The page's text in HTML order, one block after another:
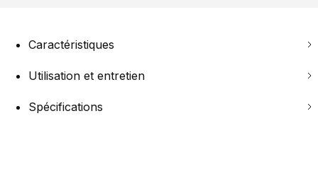
Caractéristiques
Utilisation et entretien
Spécifications